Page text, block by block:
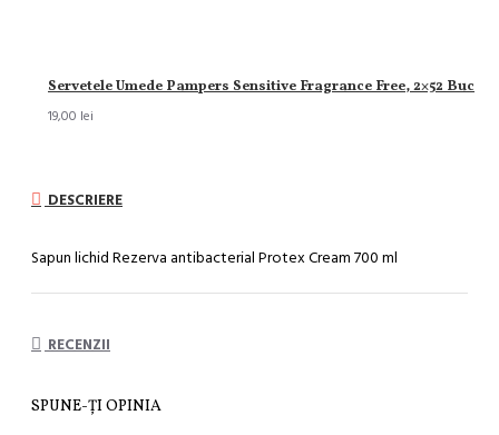
Servetele Umede Pampers Sensitive Fragrance Free, 2×52 Buc
19,00 lei
DESCRIERE
Sapun lichid Rezerva antibacterial Protex Cream 700 ml
RECENZII
SPUNE-ŢI OPINIA